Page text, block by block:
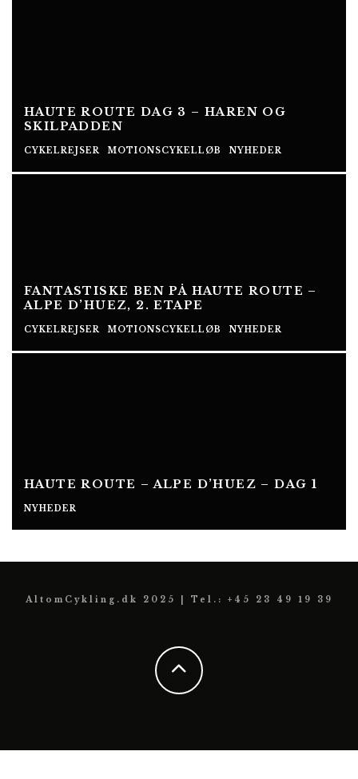
HAUTE ROUTE DAG 3 – HAREN OG
SKILPADDEN
CYKELREJSER MOTIONSCYKELLØB NYHEDER
FANTASTISKE BEN PÅ HAUTE ROUTE –
ALPE D’HUEZ, 2. ETAPE
CYKELREJSER MOTIONSCYKELLØB NYHEDER
HAUTE ROUTE – ALPE D’HUEZ – DAG 1
NYHEDER
AltomCykling.dk 2025 | Tel.: +45 23 49 19 39